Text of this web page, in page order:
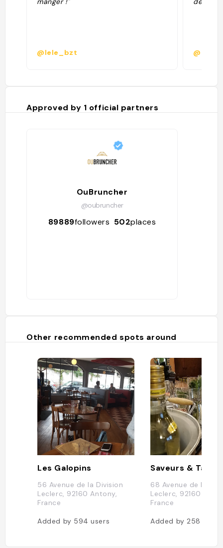
@lele_bzt
Approved by 1 official partners
OuBruncher
@oubruncher
89889followers 502places
Other recommended spots around
Les Galopins
56 Avenue de la Division
Leclerc, 92160 Antony,
France
Added by 594users
Saveurs & Tapas
68 Avenue de la
Leclerc, 92160
France
Added by258